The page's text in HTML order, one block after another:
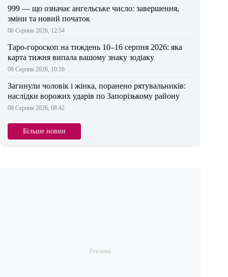
999 — що означає ангельське число: завершення,
зміни та новий початок
08 Серпня 2026, 12:54
Таро-гороскоп на тиждень 10–16 серпня 2026: яка
карта тижня випала вашому знаку зодіаку
08 Серпня 2026, 10:16
Загинули чоловік і жінка, поранено рятувальників:
наслідки ворожих ударів по Запорізькому району
08 Серпня 2026, 08:42
Більше новин